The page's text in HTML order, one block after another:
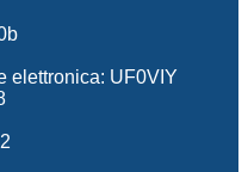
elettronica: UF0VIY